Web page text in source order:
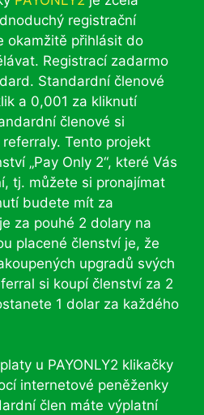
registrační
okamžitě přihlásit do
Registrací zadarmo
Standardní členové
a 0,001 za kliknutí
členové si
Tento projekt
„Pay Only 2“, které Vás
tj. můžete si pronajímat
budete mít za
za pouhé 2 dolary na
placené členství je, že
upgradů svých
si koupí členství za 2
1 dolar za každého
u PAYONLY2 klikačky
internetové peněženky
člen máte výplatní